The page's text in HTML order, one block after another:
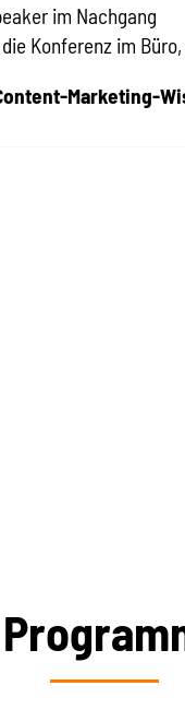
im Nachgang
Konferenz im
Marketing-